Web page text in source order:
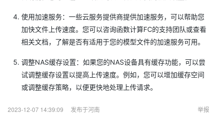
使用加速服务：一些云服务提供商提供加速服务，可以帮助您
加快文件上传速度。您可以咨询函数计算FC的支持团队或查看
相关文档，了解是否有适用于您的模型文件的加速服务可用。
调整NAS缓存设置：如果您的NAS设备具有缓存功能，可以尝
试调整缓存设置以提高上传速度。例如，您可以增加缓存空间
或调整缓存策略，以便更快地处理上传请求。
2023-12-07 14:39:09 发布于河南 举报